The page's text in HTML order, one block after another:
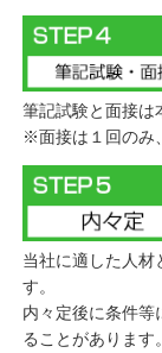
筆記試験と面接は
※面接は１回のみ
当社に適した人材
す。
内々定後に条件
ることがあります。